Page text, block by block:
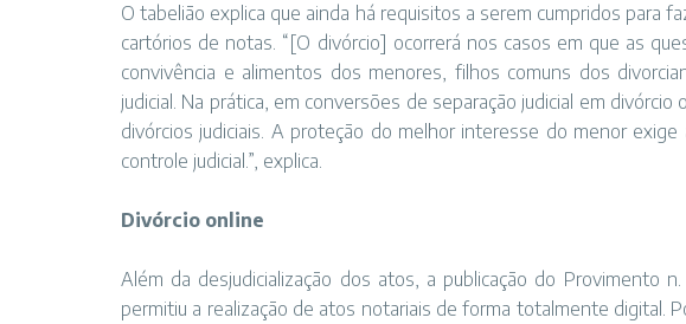
O tabelião explica que ainda há requisitos a serem cumpridos para
cartórios de notas. “[O divórcio] ocorrerá nos casos em que as
convivência e alimentos dos menores, filhos comuns dos
judicial. Na prática, em conversões de separação judicial em
divórcios judiciais. A proteção do melhor interesse do menor
controle judicial.”, explica.
Divórcio online
Além da desjudicialização dos atos, a publicação do Provimento
permitiu a realização de atos notariais de forma totalmente digital.